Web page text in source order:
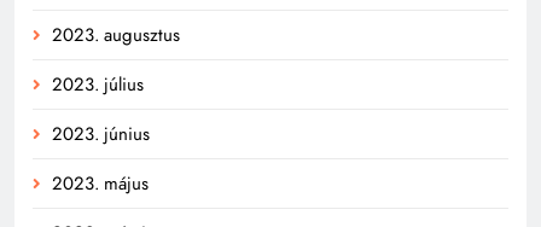
2023. augusztus
2023. július
2023. június
2023. május